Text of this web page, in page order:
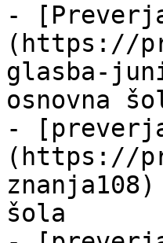
-
(https://
glasba-
osnovna
-
(https://
šola